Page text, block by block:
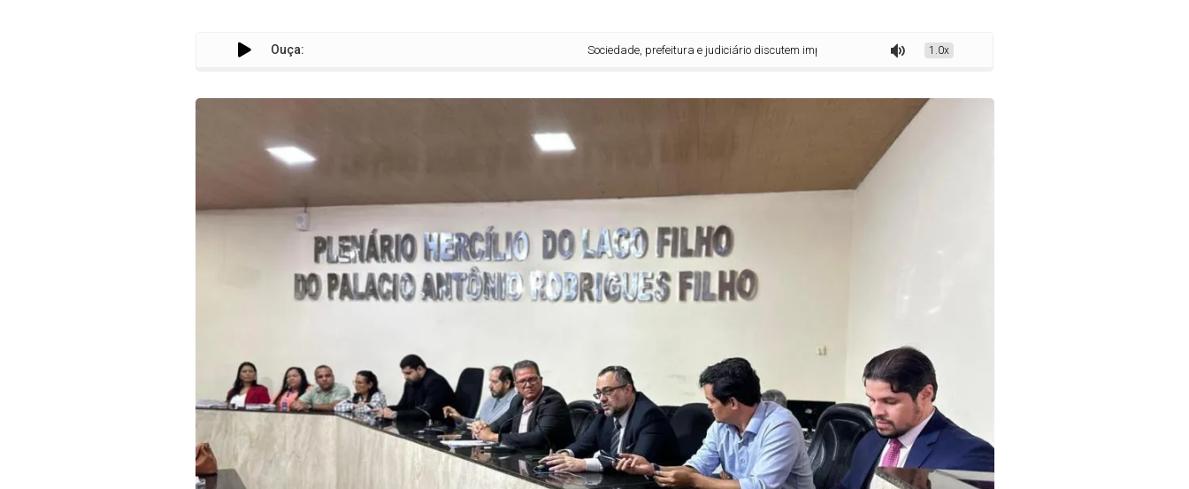
Ouça: Sociedade, prefeitura e judiciário discutem implantação do Programa Família Acolhedora em Itapecuru Mirim
1.0x